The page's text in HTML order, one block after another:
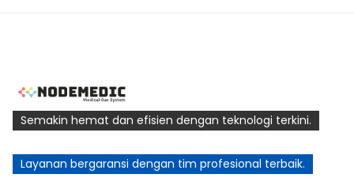
Semakin hemat dan efisien dengan teknologi terkini.
Layanan bergaransi dengan tim profesional terbaik.